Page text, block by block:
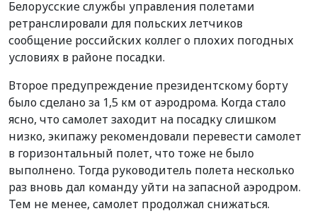
Белорусские службы управления полетами
ретранслировали для польских летчиков
сообщение российских коллег о плохих погодных
условиях в районе посадки.
Второе предупреждение президентскому борту
было сделано за 1,5 км от аэродрома. Когда стало
ясно, что самолет заходит на посадку слишком
низко, экипажу рекомендовали перевести самолет
в горизонтальный полет, что тоже не было
выполнено. Тогда руководитель полета несколько
раз вновь дал команду уйти на запасной аэродром.
Тем не менее, самолет продолжал снижаться.